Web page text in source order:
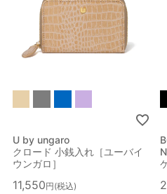
U by ungaro
クロード 小銭入れ［ユーバイ
ウンガロ］
11,550 税込